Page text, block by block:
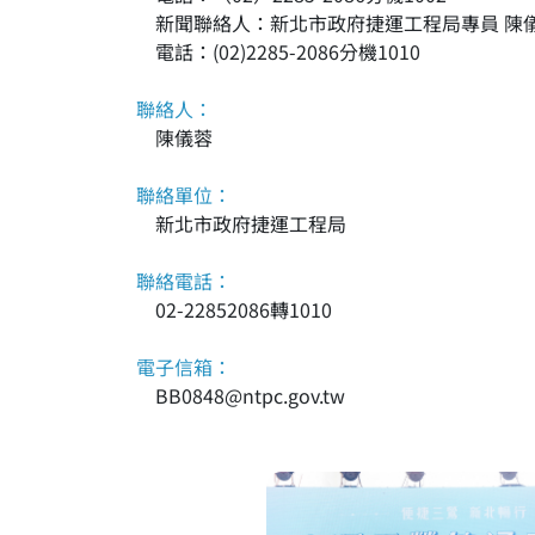
新聞聯絡人：新北市政府捷運工程局專員 陳
電話：(02)2285-2086分機1010
聯絡人：
陳儀蓉
聯絡單位：
新北市政府捷運工程局
聯絡電話：
02-22852086轉1010
電子信箱：
BB0848@ntpc.gov.tw